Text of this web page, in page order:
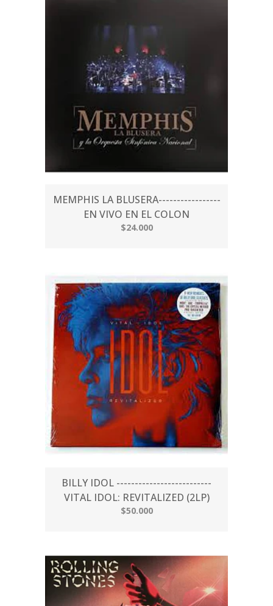
MEMPHIS LA BLUSERA-----------------
EN VIVO EN EL COLON
$24.000
BILLY IDOL --------------------------
VITAL IDOL: REVITALIZED (2LP)
$50.000